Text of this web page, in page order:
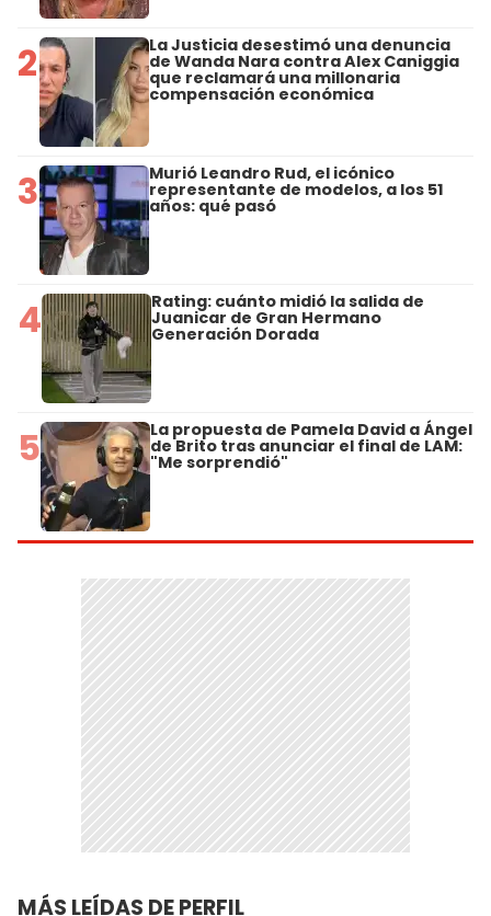
2 La Justicia desestimó una denuncia
de Wanda Nara contra Alex Caniggia
que reclamará una millonaria
compensación económica
3 Murió Leandro Rud, el icónico
representante de modelos, a los 51
años: qué pasó
4 Rating: cuánto midió la salida de
Juanicar de Gran Hermano
Generación Dorada
5 La propuesta de Pamela David a Ángel
de Brito tras anunciar el final de LAM:
"Me sorprendió"
MÁS LEÍDAS DE PERFIL